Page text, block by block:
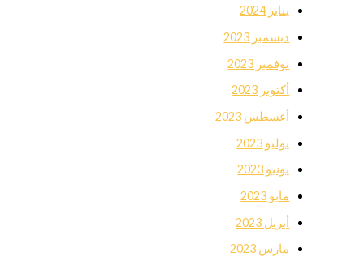
يناير 2024
ديسمبر 2023
نوفمبر 2023
أكتوبر 2023
أغسطس 2023
يوليو 2023
يونيو 2023
مايو 2023
أبريل 2023
مارس 2023